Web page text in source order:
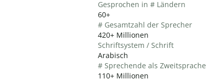
Gesprochen in # Ländern
60+
# Gesamtzahl der Sprecher
420+ Millionen
Schriftsystem / Schrift
Arabisch
# Sprechende als Zweitsprache
110+ Millionen